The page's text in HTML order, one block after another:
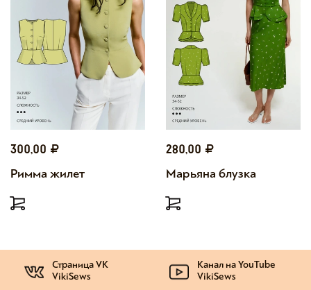
300,00
Римма жилет
280,00
Марьяна блузка
Страница VK
VikiSews
Канал на YouTube
VikiSews